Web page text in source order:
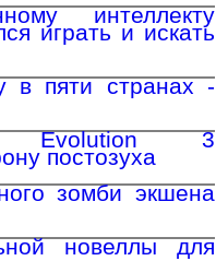
интеллекту
играть и искать
в пяти странах -
Evolution 3
постозуха
зомби экшена
новеллы для